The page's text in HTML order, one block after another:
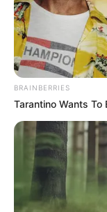
BRAINBERRIES
Tarantino Wants To